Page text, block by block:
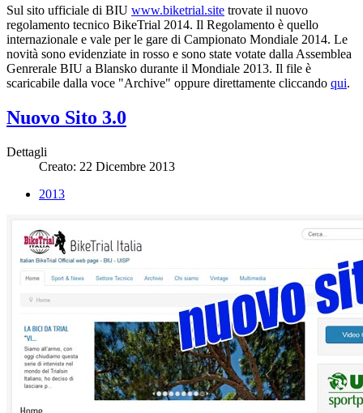
Sul sito ufficiale di BIU www.biketrial.site trovate il nuovo
regolamento tecnico BikeTrial 2014. Il Regolamento è quello
internazionale e vale per le gare di Campionato Mondiale 2014. Le
novità sono evidenziate in rosso e sono state votate dalla Assemblea
Genrerale BIU a Blansko durante il Mondiale 2013. Il file è
scaricabile dalla voce "Archive" oppure direttamente cliccando qui.
Nuovo Sito 3.0
Dettagli
Creato: 22 Dicembre 2013
2013